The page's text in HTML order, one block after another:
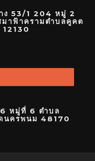
ง 53/1 204 หมู่ 2
าฟ้าครามตำบลคูคต
12130
หมู่ที่ 6 ตำบล
นครพนม 48170